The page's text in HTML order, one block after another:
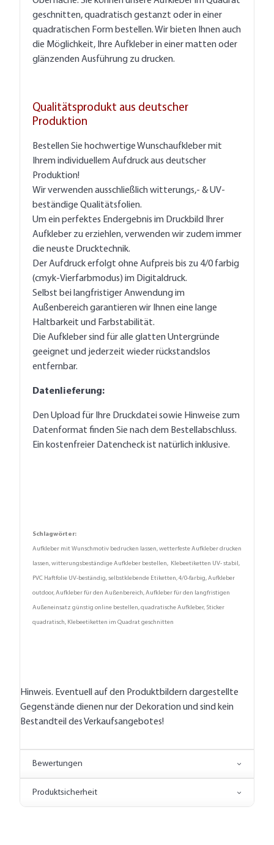
geschnitten, quadratisch gestanzt oder in einer
quadratischen Form bestellen. Wir bieten Ihnen auch
die Möglichkeit, Ihre Aufkleber in einer matten oder
glänzenden Ausführung zu drucken.
Qualitätsprodukt aus deutscher
Produktion
Bestellen Sie hochwertige Wunschaufkleber mit
Ihrem individuellem Aufdruck aus deutscher
Produktion!
Wir verwenden ausschließlich witterungs,- & UV-
beständige Qualitätsfolien.
Um ein perfektes Endergebnis im Druckbild Ihrer
Aufkleber zu erziehlen, verwenden wir zudem immer
die neuste Drucktechnik.
Der Aufdruck erfolgt ohne Aufpreis bis zu 4/0 farbig
(cmyk-Vierfarbmodus) im Digitaldruck.
Selbst bei langfristiger Anwendung im
Außenbereich garantieren wir Ihnen eine lange
Haltbarkeit und Farbstabilität.
Die Aufkleber sind für alle glatten Untergründe
geeignet und jederzeit wieder rückstandslos
entfernbar.
Datenlieferung:
Den Upload für Ihre Druckdatei sowie Hinweise zum
Datenformat finden Sie nach dem Bestellabschluss.
Ein kostenfreier Datencheck ist natürlich inklusive.
Schlagwörter:
Aufkleber mit Wunschmotiv bedrucken lassen, wetterfeste Aufkleber drucken
lassen, witterungsbeständige Aufkleber bestellen, Klebeetiketten UV- stabil,
PVC Haftfolie UV-beständig, selbstklebende Etiketten, 4/0-farbig, Aufkleber
outdoor, Aufkleber für den Außenbereich, Aufkleber für den langfristigen
Außeneinsatz günstig online bestellen, quadratische Aufkleber, Sticker
quadratisch, Klebeetiketten im Quadrat geschnitten
Hinweis. Eventuell auf den Produktbildern dargestellte
Gegenstände dienen nur der Dekoration und sind kein
Bestandteil des Verkaufsangebotes!
Bewertungen
Produktsicherheit